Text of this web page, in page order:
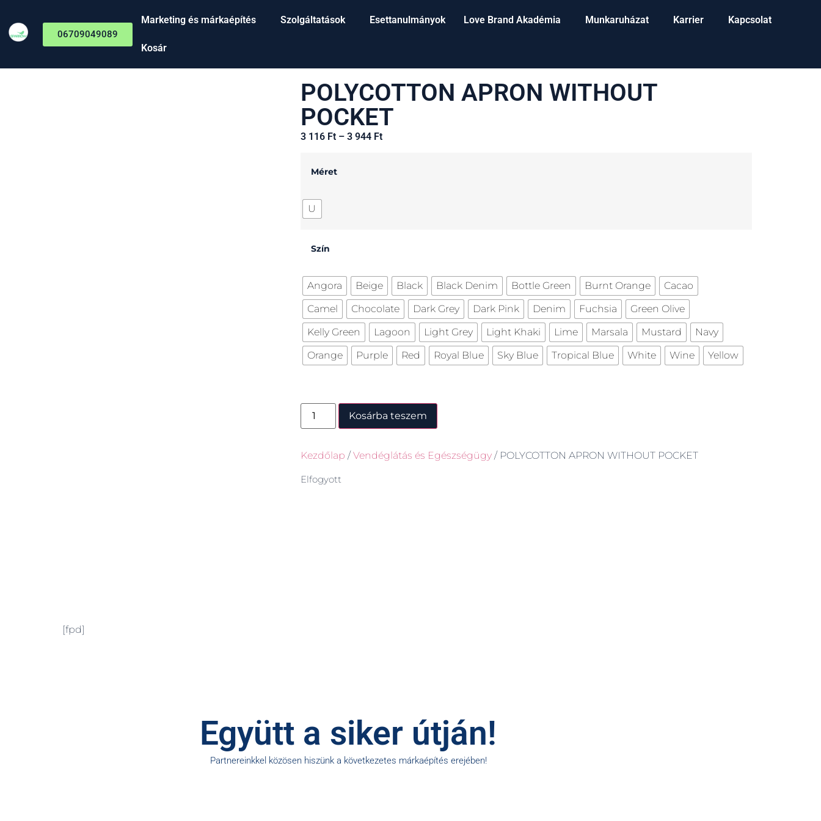
06709049089
Marketing és márkaépítés Szolgáltatások Esettanulmányok Love Brand Akadémia Munkaruházat Karrier Kapcsolat
Kosár
POLYCOTTON APRON WITHOUT
POCKET
3 116 Ft – 3 944 Ft
Méret
U
Szín
Angora Beige Black Black Denim Bottle Green Burnt Orange
Cacao
Camel
Chocolate Dark Grey Dark Pink Denim Fuchsia
Green Olive
Kelly Green
Lagoon Light Grey Light Khaki Lime Marsala Mustard
Navy
Orange
Purple Red Royal Blue Sky Blue Tropical Blue White Wine Yellow
Kosárba teszem
Kezdőlap /Vendéglátás és Egészségügy/ POLYCOTTON APRON WITHOUT POCKET
Elfogyott
[fpd]
Együtt a siker útján!
Partnereinkkel közösen hiszünk a következetes márkaépítés erejében!